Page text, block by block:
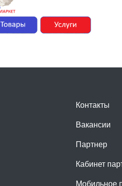
Контакты
Вакансии
Партнер
Кабинет
Мобильное